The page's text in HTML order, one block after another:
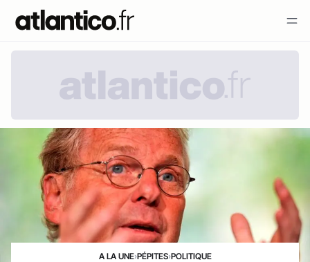
A LA UNE›PÉPITES›POLITIQUE